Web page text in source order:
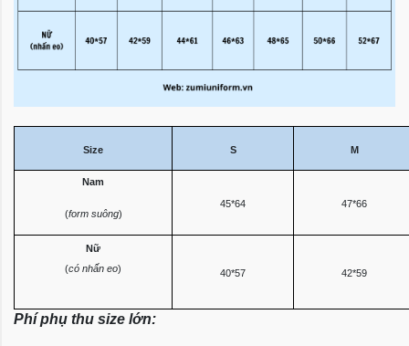
Size S M
Nam
45*64
47*66
(form suông)
Nữ
40*57 42*59
(có nhấn eo)
Phí phụ thu size lớn: